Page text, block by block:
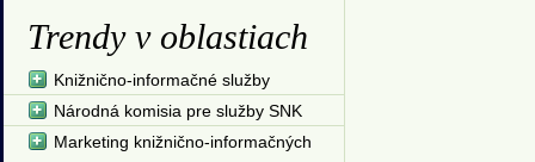
Trendy v oblastiach
Knižnično-informačné služby
Národná komisia pre služby SNK
Marketing knižnično-informačných